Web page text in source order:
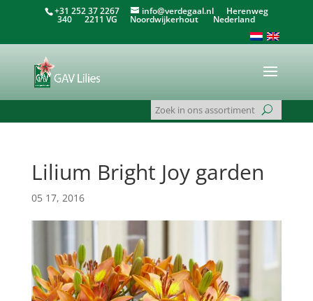
+31 252 37 2267 info@verdegaal.nlHerenweg
340 2211 VG Noordwijkerhout Nederland
Lilium Bright Joy garden
05 17, 2016